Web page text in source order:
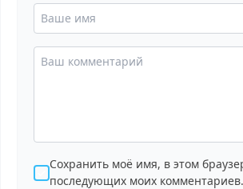
Сохранить моё имя, в этом
последующих моих комментариев.